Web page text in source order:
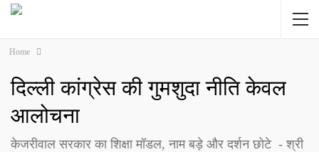
Home
दिल्ली कांग्रेस की गुमशुदा नीति केवल
आलोचना
केजरीवाल सरकार का शिक्षा मॉडल, नाम बड़े और दर्शन छोटे - श्री